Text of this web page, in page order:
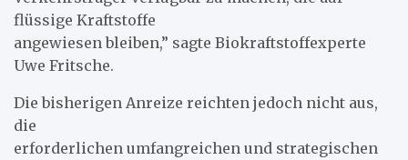
flüssige Kraftstoffe
angewiesen bleiben,” sagte Biokraftstoffexperte
Uwe Fritsche.
Die bisherigen Anreize reichten jedoch nicht aus,
die
erforderlichen umfangreichen und strategischen